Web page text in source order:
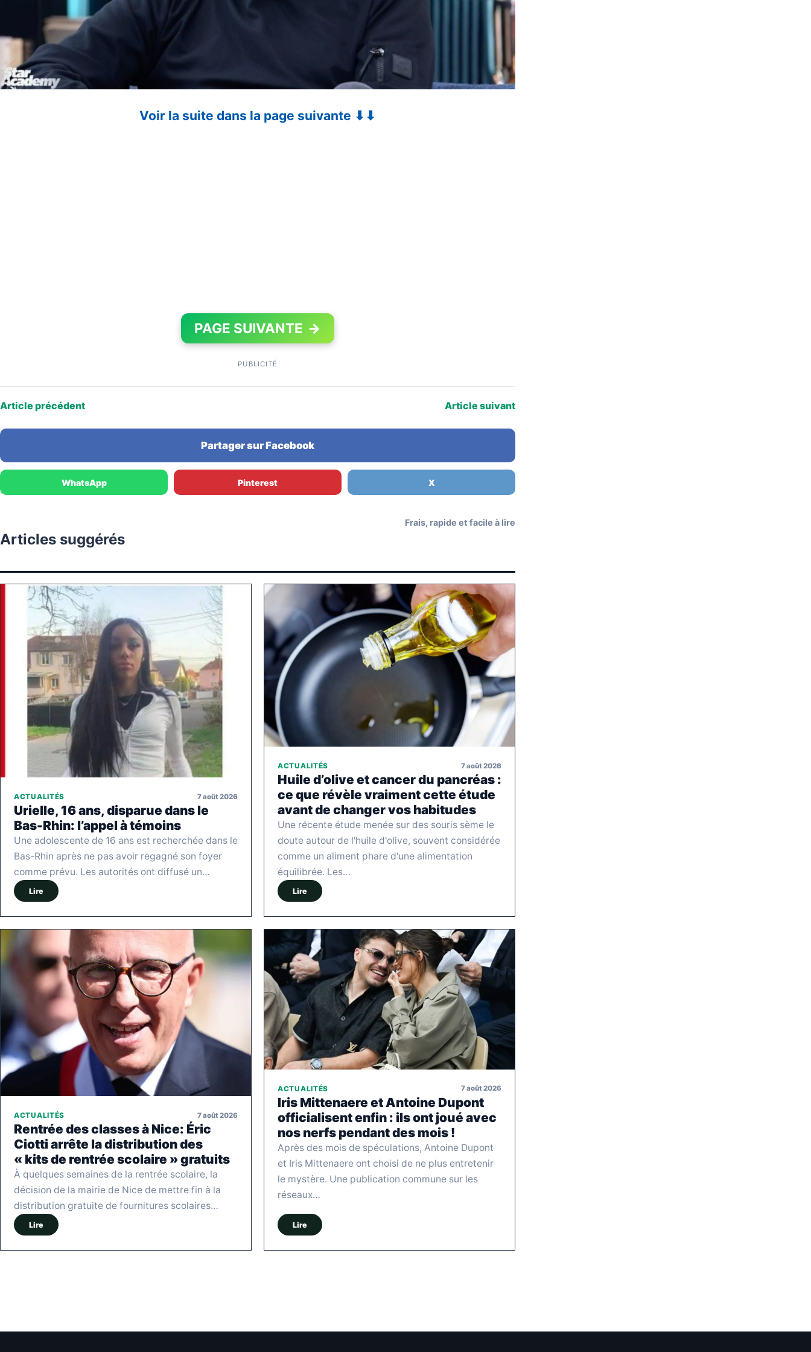
Voir la suite dans la page suivante ⬇⬇
PAGE SUIVANTE →
PUBLICITÉ
Article précédent Article suivant
Partager sur Facebook
WhatsApp Pinterest X
Articles suggérés
Frais, rapide et facile à lire
ACTUALITÉS 7 août 2026
Urielle, 16 ans, disparue dans le
Bas-Rhin: l’appel à témoins
Une adolescente de 16 ans est recherchée dans le
Bas-Rhin après ne pas avoir regagné son foyer
comme prévu. Les autorités ont diffusé un…
Lire
ACTUALITÉS 7 août 2026
Huile d’olive et cancer du pancréas :
ce que révèle vraiment cette étude
avant de changer vos habitudes
Une récente étude menée sur des souris sème le
doute autour de l'huile d'olive, souvent considérée
comme un aliment phare d'une alimentation
équilibrée. Les…
Lire
ACTUALITÉS 7 août 2026
Rentrée des classes à Nice: Éric
Ciotti arrête la distribution des
« kits de rentrée scolaire » gratuits
À quelques semaines de la rentrée scolaire, la
décision de la mairie de Nice de mettre fin à la
distribution gratuite de fournitures scolaires…
Lire
ACTUALITÉS 7 août 2026
Iris Mittenaere et Antoine Dupont
officialisent enfin : ils ont joué avec
nos nerfs pendant des mois !
Après des mois de spéculations, Antoine Dupont
et Iris Mittenaere ont choisi de ne plus entretenir
le mystère. Une publication commune sur les
réseaux…
Lire